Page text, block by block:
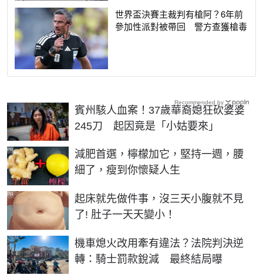
世界盃決賽主裁判有槍阿？6年前
參加性派對被帶回 警方查獲槍毒
賓州駭人血案！37歲華裔媳狂砍婆婆
245刀 起因竟是「小姑要來」
減肥首選，檸檬加它，堅持一週，腰
細了，瘦到你懷疑人生
PR
起床就先做件事，沒三天小腹就不見
了! 肚子一天天變小！
PR
機車熄火改用牽有違法？法院判決逆
轉：騎士罰款銳減 最終結局曝
Recommended by